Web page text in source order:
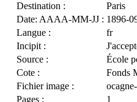
Destination :
Paris
Date: AAAA-MM-JJ : 1896-
Langue :
fr
Incipit :
Source :
École
Cote :
Fonds
Fichier image :
Pages :
1